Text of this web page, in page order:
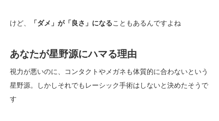
けど、 「ダメ」が「良さ」になることもあるんですよね
あなたが星野源にハマる理由
視力が悪いのに、コンタクトやメガネも体質的に合わないという
星野源。しかしそれでもレーシック手術はしないと決めたそうで
す